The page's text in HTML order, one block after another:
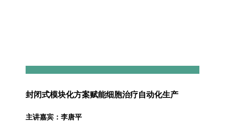
封闭式模块化方案赋能细胞治疗自动化生产
主讲嘉宾：李唐平